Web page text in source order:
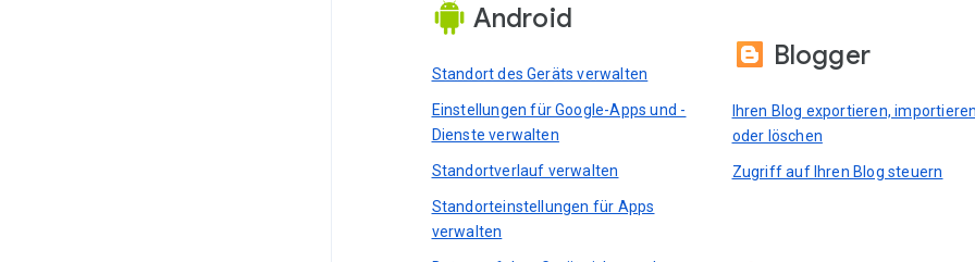
Android
Standort des Geräts verwalten
Einstellungen für Google-Apps und -
Dienste verwalten
Standortverlauf verwalten
Standorteinstellungen für Apps
verwalten
Blogger
Ihren Blog exportieren, importieren
oder löschen
Zugriff auf Ihren Blog steuern